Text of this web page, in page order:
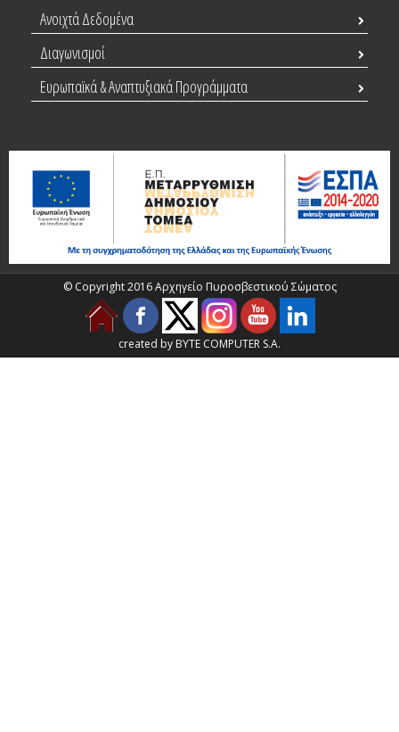
Ανοιχτά Δεδομένα
Διαγωνισμοί
Ευρωπαϊκά & Αναπτυξιακά Προγράμματα
© Copyright 2016 Αρχηγείο Πυροσβεστικού Σώματος
created by BYTE COMPUTER S.A.